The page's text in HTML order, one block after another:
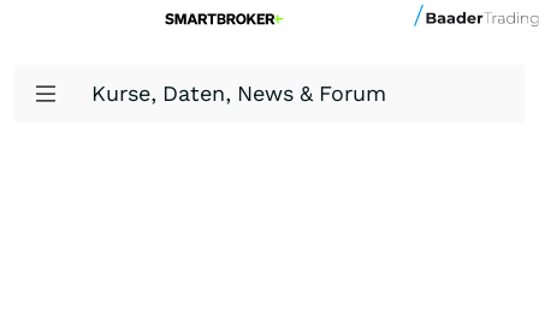
Kurse, Daten, News & Forum